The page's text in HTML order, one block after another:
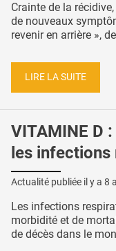
Crainte de la
de nouveaux
revenir en arrière »,
LIRE LA SUITE
VITAMINE D
les infections
Actualité publiée il y a 8
Les infections
morbidité et de
de décès dans le